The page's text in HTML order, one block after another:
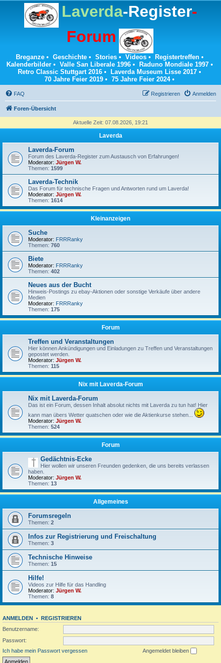
Laverda-Register-
Forum
Breganze• Geschichte• Stories• Videos• Registertreffen•
Kalenderbilder• Valle San Liberale 1996• Raduno Mondiale 1997•
Retro Classic Stuttgart 2016 • Laverda Museum Lisse 2017 •
70 Jahre Feier 2019 • 75 Jahre Feier 2024•
FAQ Anmelden
Registrieren
Foren-Übersicht
Aktuelle Zeit: 07.08.2026, 19:21
Laverda
Laverda-Forum
Forum des Laverda-Register zum Austausch von Erfahrungen!
Moderator: Jürgen W.
Themen: 1599
Laverda-Technik
Das Forum für technische Fragen und Antworten rund um Laverda!
Moderator: Jürgen W.
Themen: 1614
Kleinanzeigen
Suche
Moderator: FRRRanky
Themen: 760
Biete
Moderator: FRRRanky
Themen: 402
Neues aus der Bucht
Hinweis-Postings zu ebay-Aktionen oder sonstige Verkäufe über andere
Medien
Moderator: FRRRanky
Themen: 175
Forum
Treffen und Veranstaltungen
Hier können Ankündigungen und Einladungen zu Treffen und Veranstaltungen
gepostet werden.
Moderator: Jürgen W.
Themen: 115
Nix mit Laverda-Forum
Nix mit Laverda-Forum
Das ist ein Forum, dessen Inhalt absolut nichts mit Laverda zu tun hat! Hier
kann man übers Wetter quatschen oder wie die Aktienkurse stehen...
Moderator: Jürgen W.
Themen: 524
Forum
Gedächtnis-Ecke
Hier wollen wir unseren Freunden gedenken, die uns bereits verlassen
haben.
Moderator: Jürgen W.
Themen: 13
Allgemeines
Forumsregeln
Themen: 2
Infos zur Registrierung und Freischaltung
Themen: 3
Technische Hinweise
Themen: 15
Hilfe!
Videos zur Hilfe für das Handling
Moderator: Jürgen W.
Themen: 8
ANMELDEN • REGISTRIEREN
Benutzername:
Passwort:
Ich habe mein Passwort vergessen
Angemeldet bleiben